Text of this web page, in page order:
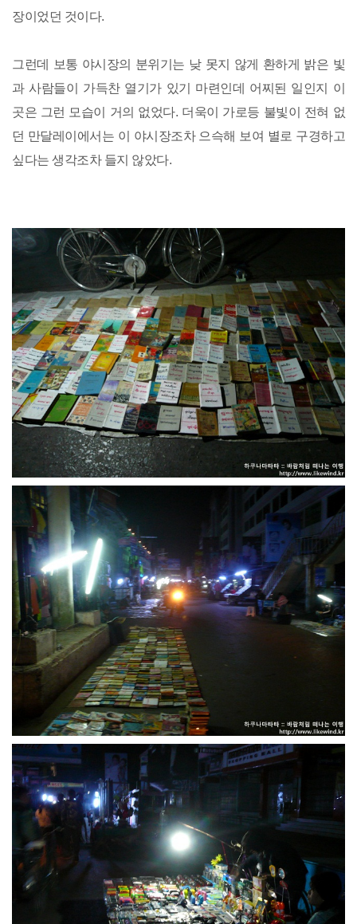
장이었던 것이다.
그런데 보통 야시장의 분위기는 낮 못지 않게 환하게 밝은 빛
과 사람들이 가득찬 열기가 있기 마련인데 어찌된 일인지 이
곳은 그런 모습이 거의 없었다. 더욱이 가로등 불빛이 전혀 없
던 만달레이에서는 이 야시장조차 으슥해 보여 별로 구경하고
싶다는 생각조차 들지 않았다.